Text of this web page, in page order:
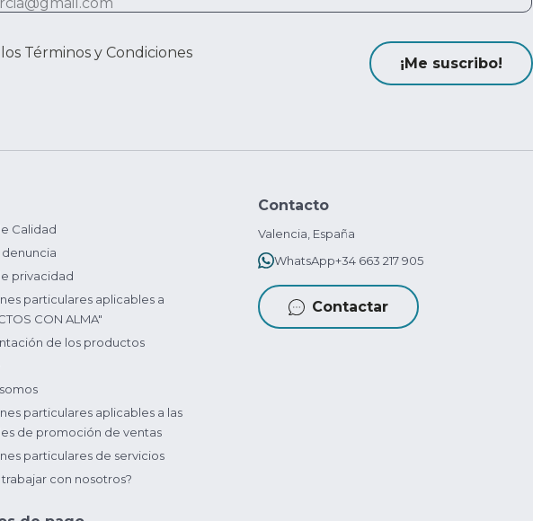
Términos y Condiciones
¡Me suscribo!
Calidad
privacidad
particulares aplicables a
CON ALMA"
de los productos
particulares aplicables a las
de promoción de ventas
particulares de servicios
trabajar con nosotros?
Contacto
Valencia, España
WhatsApp+34 663 217 905
Contactar